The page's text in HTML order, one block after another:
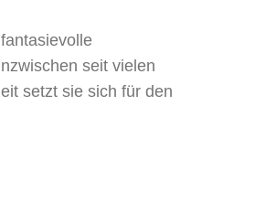
seit vielen
setzt sie sich für den